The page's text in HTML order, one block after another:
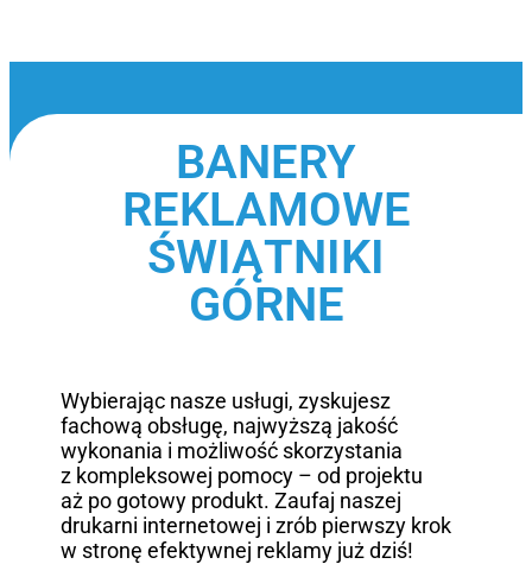
BANERY
REKLAMOWE
ŚWIĄTNIKI
GÓRNE
Wybierając nasze usługi, zyskujesz
fachową obsługę, najwyższą jakość
wykonania i możliwość skorzystania
z kompleksowej pomocy – od projektu
aż po gotowy produkt. Zaufaj naszej
drukarni internetowej i zrób pierwszy krok
w stronę efektywnej reklamy już dziś!